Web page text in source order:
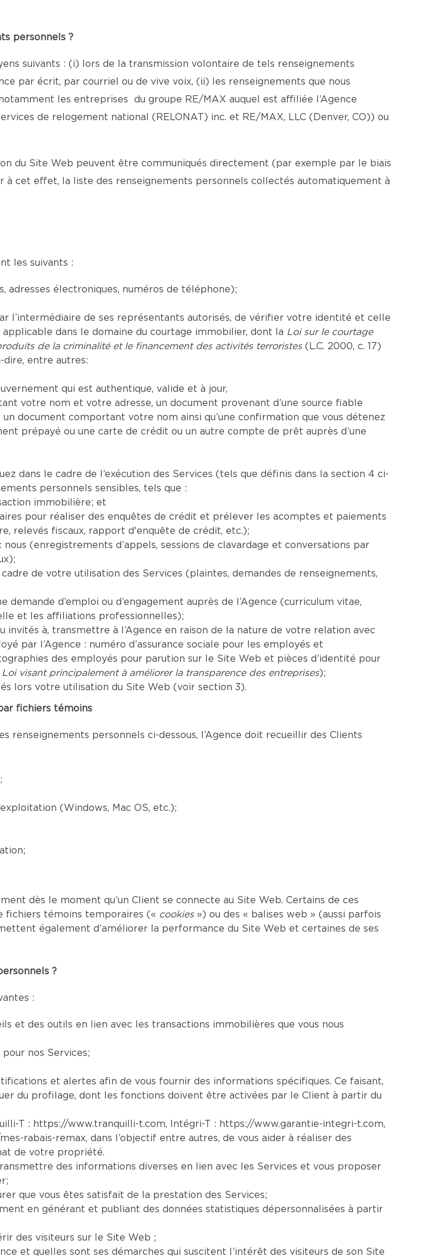
personnels ?
suivants : (i) lors de la transmission volontaire de tels renseignements
par écrit, par courriel ou de vive voix, (ii) les renseignements que nous
les entreprises du groupe RE/MAX auquel est affiliée l’Agence
de relogement national (RELONAT) inc. et RE/MAX, LLC (Denver, CO)) ou
du Site Web peuvent être communiqués directement (par exemple par le biais
à cet effet, la liste des renseignements personnels collectés automatiquement à
les suivants :
adresses électroniques, numéros de téléphone);
l’intermédiaire de ses représentants autorisés, de vérifier votre identité et celle
dans le domaine du courtage immobilier, dont la Loi sur le courtage
de la criminalité et le financement des activités terroristes(L.C. 2000, c. 17)
dire, entre autres:
qui est authentique, valide et à jour,
votre nom et votre adresse, un document provenant d’une source fiable
document comportant votre nom ainsi qu’une confirmation que vous détenez
prépayé ou une carte de crédit ou un autre compte de prêt auprès d’une
dans le cadre de l’exécution des Services (tels que définis dans la section 4 ci-
personnels sensibles, tels que :
immobilière; et
pour réaliser des enquêtes de crédit et prélever les acomptes et paiements
relevés fiscaux, rapport d'enquête de crédit, etc.);
(enregistrements d’appels, sessions de clavardage et conversations par
de votre utilisation des Services (plaintes, demandes de renseignements,
demande d’emploi ou d’engagement auprès de l’Agence (curriculum vitae,
et les affiliations professionnelles);
invités à, transmettre à l’Agence en raison de la nature de votre relation avec
par l’Agence : numéro d’assurance sociale pour les employés et
des employés pour parution sur le Site Web et pièces d’identité pour
Loi visant principalement à améliorer la transparence des entreprises);
lors votre utilisation du Site Web (voir section 3).
fichiers témoins
renseignements personnels ci-dessous, l’Agence doit recueillir des Clients
(Windows, Mac OS, etc.);
dès le moment qu’un Client se connecte au Site Web. Certains de ces
fichiers témoins temporaires (« cookies») ou des « balises web » (aussi parfois
également d’améliorer la performance du Site Web et certaines de ses
?
:
et des outils en lien avec les transactions immobilières que vous nous
nos Services;
et alertes afin de vous fournir des informations spécifiques. Ce faisant,
du profilage, dont les fonctions doivent être activées par le Client à partir du
T : https://www.tranquilli-t.com, Intégri-T : https://www.garantie-integri-t.com,
rabais-remax, dans l’objectif entre autres, de vous aider à réaliser des
de votre propriété.
des informations diverses en lien avec les Services et vous proposer
que vous êtes satisfait de la prestation des Services;
en générant et publiant des données statistiques dépersonnalisées à partir
des visiteurs sur le Site Web ;
et quelles sont ses démarches qui suscitent l’intérêt des visiteurs de son Site